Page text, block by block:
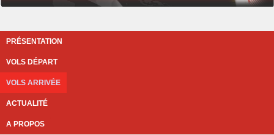
PRÉSENTATION
VOLS DÉPART
VOLS ARRIVÉE
ACTUALITÉ
A PROPOS